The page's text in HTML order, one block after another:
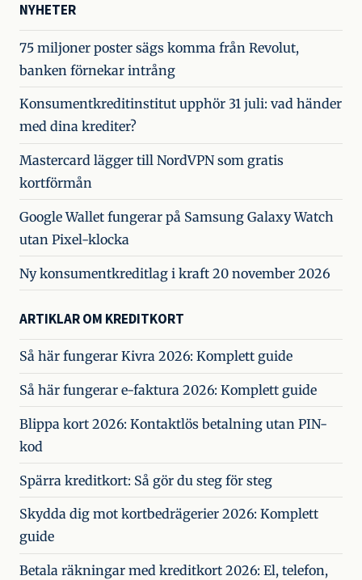
NYHETER
75 miljoner poster sägs komma från Revolut,
banken förnekar intrång
Konsumentkreditinstitut upphör 31 juli: vad händer
med dina krediter?
Mastercard lägger till NordVPN som gratis
kortförmån
Google Wallet fungerar på Samsung Galaxy Watch
utan Pixel-klocka
Ny konsumentkreditlag i kraft 20 november 2026
ARTIKLAR OM KREDITKORT
Så här fungerar Kivra 2026: Komplett guide
Så här fungerar e-faktura 2026: Komplett guide
Blippa kort 2026: Kontaktlös betalning utan PIN-
kod
Spärra kreditkort: Så gör du steg för steg
Skydda dig mot kortbedrägerier 2026: Komplett
guide
Betala räkningar med kreditkort 2026: El, telefon,